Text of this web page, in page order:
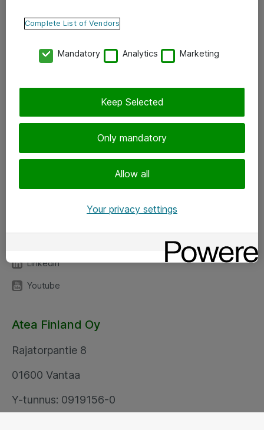
Tietosuojakäytäntö
Yhteystiedot
Ota yhteyttä
LinkedIn
Youtube
Atea Finland Oy
Rajatorpantie 8
01600 Vantaa
Y-tunnus: 0919156-0
Complete List of Vendors
Mandatory Analytics Marketing
Only mandatory
Allow all
Keep Selected
Your privacy settings